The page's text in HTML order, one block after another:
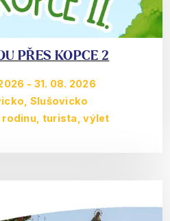
PŘES KOPCE 2
- 31. 08. 2026
Slušovicko
rodinu turista ,výlet